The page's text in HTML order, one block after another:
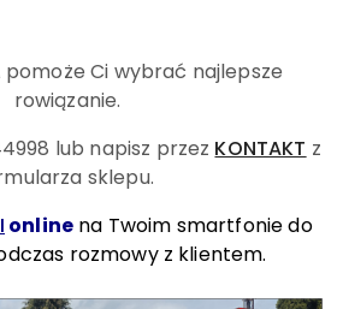
pomoże Ci wybrać najlepsze
rowiązanie.
lub napisz przez KONTAKT z
sklepu.
online na Twoim smartfonie do
rozmowy z klientem.